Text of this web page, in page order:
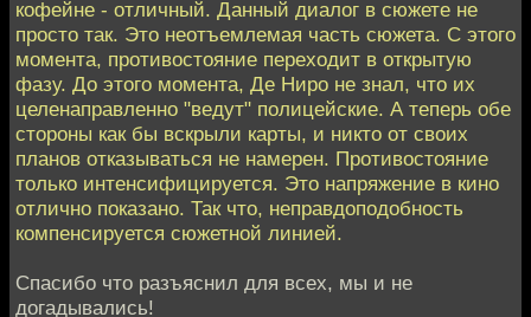
кофейне - отличный. Данный диалог в сюжете не
просто так. Это неотъемлемая часть сюжета. С этого
момента, противостояние переходит в открытую
фазу. До этого момента, Де Ниро не знал, что их
целенаправленно "ведут" полицейские. А теперь обе
стороны как бы вскрыли карты, и никто от своих
планов отказываться не намерен. Противостояние
только интенсифицируется. Это напряжение в кино
отлично показано. Так что, неправдоподобность
компенсируется сюжетной линией.
Спасибо что разъяснил для всех, мы и не
догадывались!